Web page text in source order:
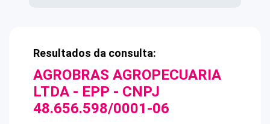
Resultados da consulta:
AGROBRAS AGROPECUARIA
LTDA - EPP - CNPJ
48.656.598/0001-06